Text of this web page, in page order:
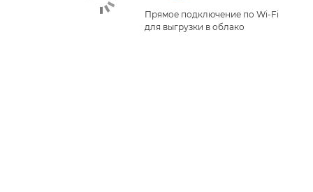
Прямое подключение по Wi-Fi
для выгрузки в облако